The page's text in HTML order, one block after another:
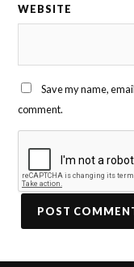
WEBSITE
Save my name,
comment.